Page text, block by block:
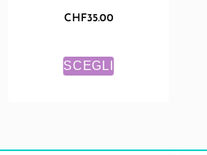
CHF35.00
SCEGLI